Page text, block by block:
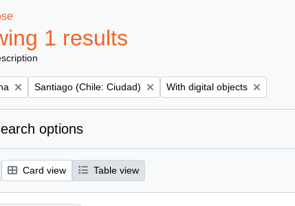
1 results
Remove filter:
Santiago (Chile: Ciudad) Remove filter:
With digital objects
options
Card view Table view